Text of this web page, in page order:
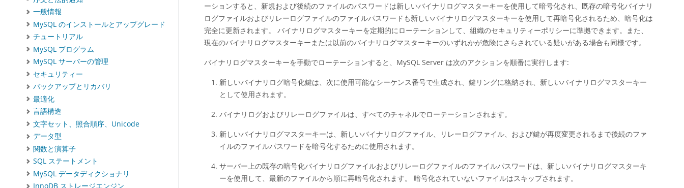
一般情報
MySQL のインストールとアップグレード
チュートリアル
MySQL プログラム
MySQL サーバーの管理
セキュリティー
バックアップとリカバリ
最適化
言語構造
文字セット、照合順序、Unicode
データ型
関数と演算子
SQL ステートメント
MySQL データディクショナリ
InnoDB ストレージエンジン
ーションすると、新規および後続のファイルのパスワードは新しいバイナリログマスターキーを使用して暗号化され、既存の暗号化バイナリ
ログファイルおよびリレーログファイルのファイルパスワードも新しいバイナリログマスターキーを使用して再暗号化されるため、暗号化は
完全に更新されます。 バイナリログマスターキーを定期的にローテーションして、組織のセキュリティーポリシーに準拠できます。また、
現在のバイナリログマスターキーまたは以前のバイナリログマスターキーのいずれかが危険にさらされている疑いがある場合も同様です。
バイナリログマスターキーを手動でローテーションすると、MySQL Server は次のアクションを順番に実行します:
新しいバイナリログ暗号化鍵は、次に使用可能なシーケンス番号で生成され、鍵リングに格納され、新しいバイナリログマスターキー
として使用されます。
バイナリログおよびリレーログファイルは、すべてのチャネルでローテーションされます。
新しいバイナリログマスターキーは、新しいバイナリログファイル、リレーログファイル、および鍵が再度変更されるまで後続のファ
イルのファイルパスワードを暗号化するために使用されます。
サーバー上の既存の暗号化バイナリログファイルおよびリレーログファイルのファイルパスワードは、新しいバイナリログマスターキ
ーを使用して、最新のファイルから順に再暗号化されます。 暗号化されていないファイルはスキップされます。